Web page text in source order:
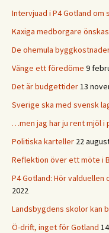
Intervjuad i P4 Gotland om
Kaxiga medborgare önskas
De ohemula
Vänge ett föredöme 9
Det är budgettider13
Sverige ska med svensk
…men jag har ju rent mjöl i
Politiska karteller 22
Reflektion över ett möte i
P4 Gotland: Hör
2022
Landsbygdens skolor kan
Ö-drift, inget för Gotland